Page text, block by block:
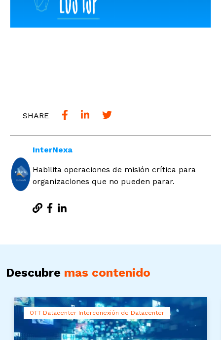
SHARE
InterNexa
Habilita operaciones de misión crítica para
organizaciones que no pueden parar.
Descubre mas contenido
OTT Datacenter Interconexión de Datacenter